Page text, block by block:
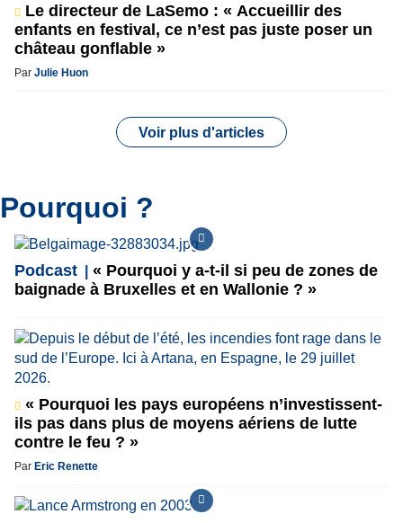
Le directeur de LaSemo : « Accueillir des
enfants en festival, ce n’est pas juste poser un
château gonflable »
Par Julie Huon
Voir plus d'articles
Pourquoi ?
Podcast
« Pourquoi y a-t-il si peu de zones de
baignade à Bruxelles et en Wallonie ? »
« Pourquoi les pays européens n’investissent-
ils pas dans plus de moyens aériens de lutte
contre le feu ? »
Par Eric Renette